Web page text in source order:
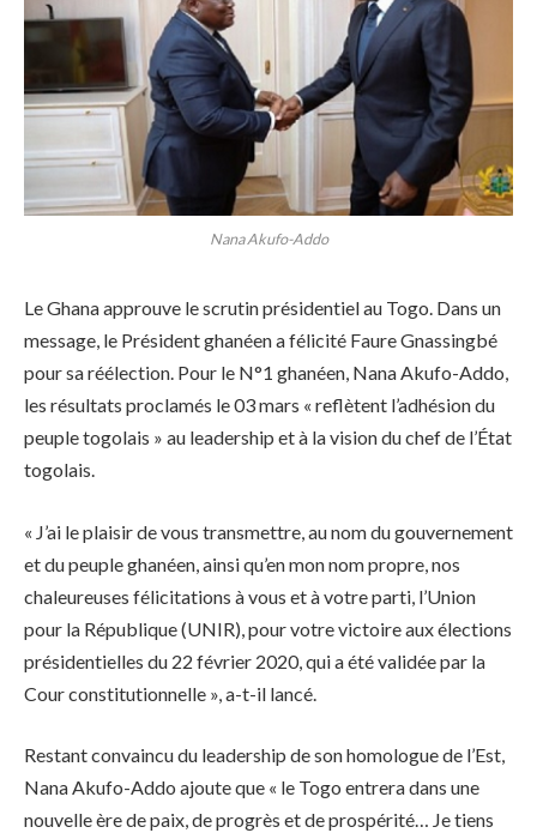
Nana Akufo-Addo
Le Ghana approuve le scrutin présidentiel au Togo. Dans un
message, le Président ghanéen a félicité Faure Gnassingbé
pour sa réélection. Pour le N°1 ghanéen, Nana Akufo-Addo,
les résultats proclamés le 03 mars « reflètent l’adhésion du
peuple togolais » au leadership et à la vision du chef de l’État
togolais.
« J’ai le plaisir de vous transmettre, au nom du gouvernement
et du peuple ghanéen, ainsi qu’en mon nom propre, nos
chaleureuses félicitations à vous et à votre parti, l’Union
pour la République (UNIR), pour votre victoire aux élections
présidentielles du 22 février 2020, qui a été validée par la
Cour constitutionnelle », a-t-il lancé.
Restant convaincu du leadership de son homologue de l’Est,
Nana Akufo-Addo ajoute que « le Togo entrera dans une
nouvelle ère de paix, de progrès et de prospérité… Je tiens